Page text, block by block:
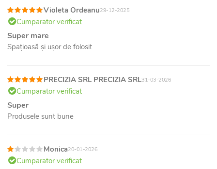
Violeta Ordeanu29-12-2025
Cumparator verificat
Super mare
Spațioasă și ușor de folosit
PRECIZIA SRL PRECIZIA SRL31-03-2026
Cumparator verificat
Super
Produsele sunt bune
Monica20-01-2026
Cumparator verificat